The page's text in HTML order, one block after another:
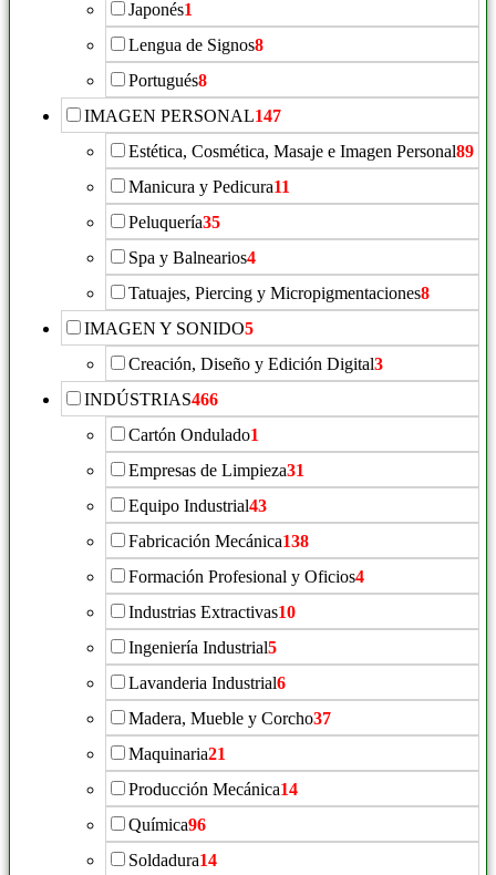
Japonés1
Lengua de Signos8
Portugués8
IMAGEN PERSONAL147
Estética, Cosmética, Masaje e Imagen Personal89
Manicura y Pedicura11
Peluquería35
Spa y Balnearios4
Tatuajes, Piercing y Micropigmentaciones8
IMAGEN Y SONIDO5
Creación, Diseño y Edición Digital3
INDÚSTRIAS466
Cartón Ondulado1
Empresas de Limpieza31
Equipo Industrial43
Fabricación Mecánica138
Formación Profesional y Oficios4
Industrias Extractivas10
Ingeniería Industrial5
Lavanderia Industrial6
Madera, Mueble y Corcho37
Maquinaria21
Producción Mecánica14
Química96
Soldadura14